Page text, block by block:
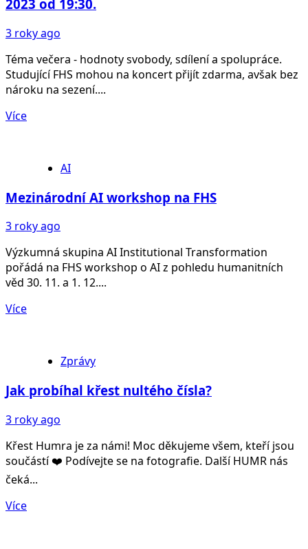
2023 od 19:30.
3 roky ago
Téma večera - hodnoty svobody, sdílení a spolupráce.
Studující FHS mohou na koncert přijít zdarma, avšak bez
nároku na sezení....
Více
AI
Mezinárodní AI workshop na FHS
3 roky ago
Výzkumná skupina AI Institutional Transformation
pořádá na FHS workshop o AI z pohledu humanitních
věd 30. 11. a 1. 12....
Více
Zprávy
Jak probíhal křest nultého čísla?
3 roky ago
Křest Humra je za námi! Moc děkujeme všem, kteří jsou
součástí ❤️ Podívejte se na fotografie. Další HUMR nás
čeká...
Více